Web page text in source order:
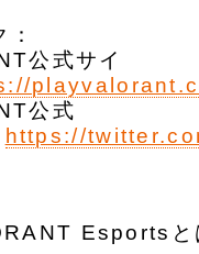
公式サイ
公式
https://
Esportsと